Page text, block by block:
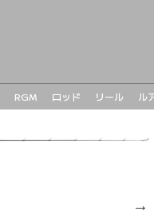
RGM
ロッド
リール
ル